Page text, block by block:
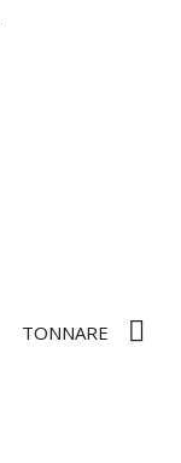
TONNARE